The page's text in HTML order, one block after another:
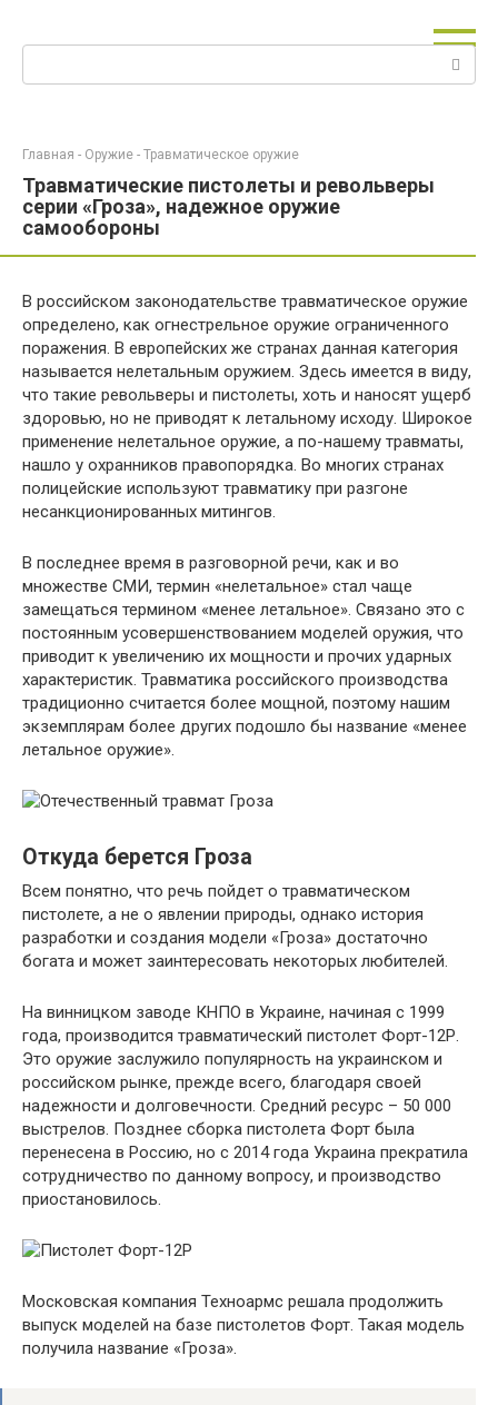
Главная - Оружие - Травматическое оружие
Травматические пистолеты и револьверы
серии «Гроза», надежное оружие
самообороны
В российском законодательстве травматическое оружие
определено, как огнестрельное оружие ограниченного
поражения. В европейских же странах данная категория
называется нелетальным оружием. Здесь имеется в виду,
что такие револьверы и пистолеты, хоть и наносят ущерб
здоровью, но не приводят к летальному исходу. Широкое
применение нелетальное оружие, а по-нашему травматы,
нашло у охранников правопорядка. Во многих странах
полицейские используют травматику при разгоне
несанкционированных митингов.
В последнее время в разговорной речи, как и во
множестве СМИ, термин «нелетальное» стал чаще
замещаться термином «менее летальное». Связано это с
постоянным усовершенствованием моделей оружия, что
приводит к увеличению их мощности и прочих ударных
характеристик. Травматика российского производства
традиционно считается более мощной, поэтому нашим
экземплярам более других подошло бы название «менее
летальное оружие».
Откуда берется Гроза
Всем понятно, что речь пойдет о травматическом
пистолете, а не о явлении природы, однако история
разработки и создания модели «Гроза» достаточно
богата и может заинтересовать некоторых любителей.
На винницком заводе КНПО в Украине, начиная с 1999
года, производится травматический пистолет Форт-12Р.
Это оружие заслужило популярность на украинском и
российском рынке, прежде всего, благодаря своей
надежности и долговечности. Средний ресурс – 50 000
выстрелов. Позднее сборка пистолета Форт была
перенесена в Россию, но с 2014 года Украина прекратила
сотрудничество по данному вопросу, и производство
приостановилось.
Московская компания Техноармс решала продолжить
выпуск моделей на базе пистолетов Форт. Такая модель
получила название «Гроза».